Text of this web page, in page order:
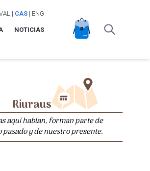
| CAS| ENG
NOTICIAS
Riuraus
aquí hablan, forman parte de
y de nuestro presente.